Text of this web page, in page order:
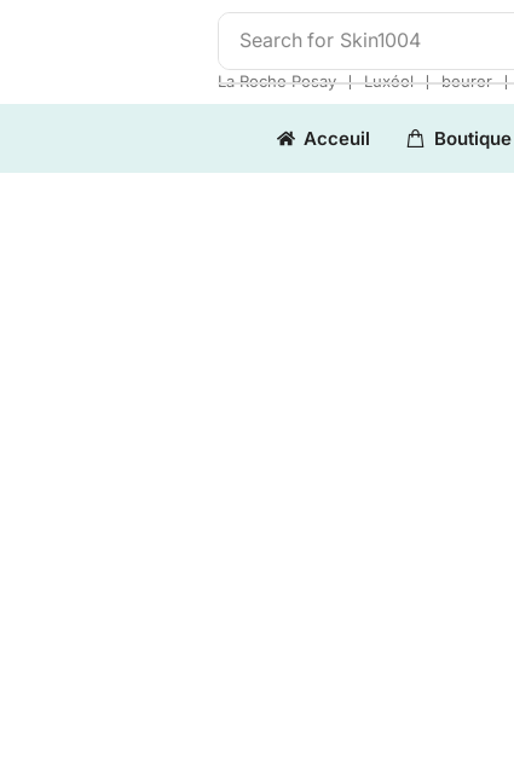
Search for Skin1004
La Roche Posay ❘ Luxéol ❘ beurer ❘
Acceuil Boutique